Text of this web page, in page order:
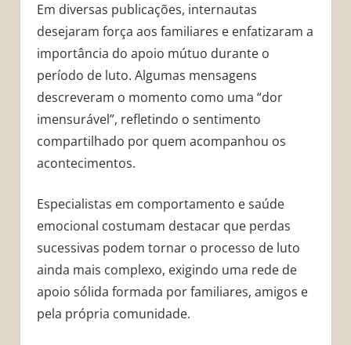
Em diversas publicações, internautas
desejaram força aos familiares e enfatizaram a
importância do apoio mútuo durante o
período de luto. Algumas mensagens
descreveram o momento como uma “dor
imensurável”, refletindo o sentimento
compartilhado por quem acompanhou os
acontecimentos.
Especialistas em comportamento e saúde
emocional costumam destacar que perdas
sucessivas podem tornar o processo de luto
ainda mais complexo, exigindo uma rede de
apoio sólida formada por familiares, amigos e
pela própria comunidade.